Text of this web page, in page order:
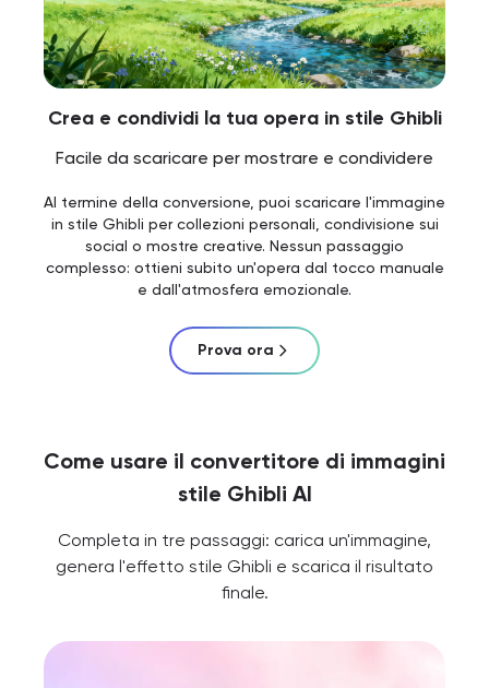
Crea e condividi la tua opera in stile Ghibli
Facile da scaricare per mostrare e condividere
Al termine della conversione, puoi scaricare l'immagine
in stile Ghibli per collezioni personali, condivisione sui
social o mostre creative. Nessun passaggio
complesso: ottieni subito un'opera dal tocco manuale
e dall'atmosfera emozionale.
Prova ora
Come usare il convertitore di immagini
stile Ghibli AI
Completa in tre passaggi: carica un'immagine,
genera l'effetto stile Ghibli e scarica il risultato
finale.